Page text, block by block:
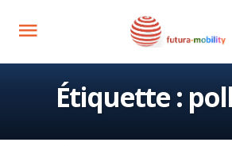
Étiquette :